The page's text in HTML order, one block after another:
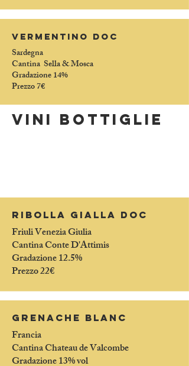
vermentino doc
Sardegna
Cantina Sella & Mosca
Gradazione 14%
Prezzo 7€
VINI bottiglie
RIBOLLA GIALLA DOC
Friuli Venezia Giulia
Cantina Conte D'Attimis
Gradazione 12.5%
Prezzo 22€
GRENACHE BLANC
Francia
Cantina Chateau de Valcombe
Gradazione 13% vol